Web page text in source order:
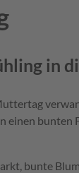
in
einen bunten
bunte